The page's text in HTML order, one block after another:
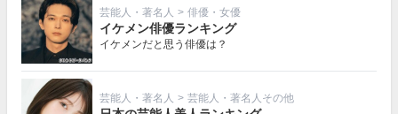
芸能人・著名人 > 俳優・女優
イケメン俳優ランキング
イケメンだと思う俳優は？
芸能人・著名人 > 芸能人・著名人その他